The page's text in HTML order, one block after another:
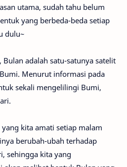
utama, sudah tahu belum
yang berbeda-beda setiap
dulu~
adalah satu-satunya satelit
Menurut informasi pada
sekali mengelilingi Bumi,
kita amati setiap malam
berubah-ubah terhadap
sehingga kita yang